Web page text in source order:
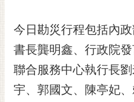
今日勘災行程包括內
書長龔明鑫、行政院
聯合服務中心執行長
宇、郭國文、陳亭妃